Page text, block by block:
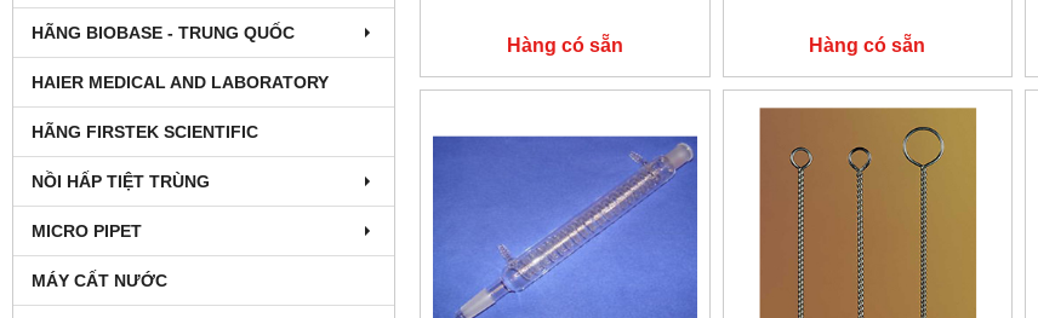
HÃNG BIOBASE - TRUNG QUỐC
HAIER MEDICAL AND LABORATORY
HÃNG FIRSTEK SCIENTIFIC
NỒI HẤP TIỆT TRÙNG
MICRO PIPET
MÁY CẤT NƯỚC
Hàng có sẵn Hàng có sẵn